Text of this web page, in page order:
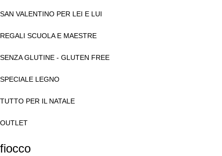
SAN VALENTINO PER LEI E LUI
REGALI SCUOLA E MAESTRE
SENZA GLUTINE - GLUTEN FREE
SPECIALE LEGNO
TUTTO PER IL NATALE
OUTLET
fiocco